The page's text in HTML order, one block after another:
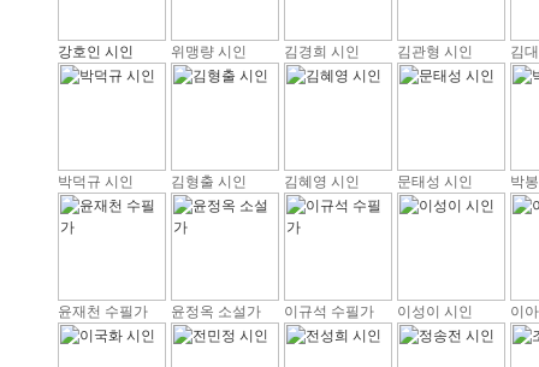
강호인 시인 위맹량 시인 김경희 시인 김관형 시인 김
박덕규 시인 김형출 시인 김혜영 시인 문태성 시인 박
윤재천 수필가 윤정옥 소설가 이규석 수필가 이성이 시인 이